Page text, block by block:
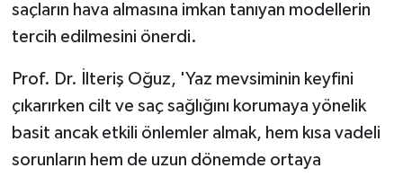
saçların hava almasına imkan tanıyan modellerin
tercih edilmesini önerdi.
Prof. Dr. İlteriş Oğuz, 'Yaz mevsiminin keyfini
çıkarırken cilt ve saç sağlığını korumaya yönelik
basit ancak etkili önlemler almak, hem kısa vadeli
sorunların hem de uzun dönemde ortaya